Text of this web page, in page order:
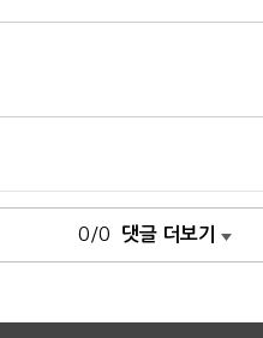
0/0 댓글 더보기